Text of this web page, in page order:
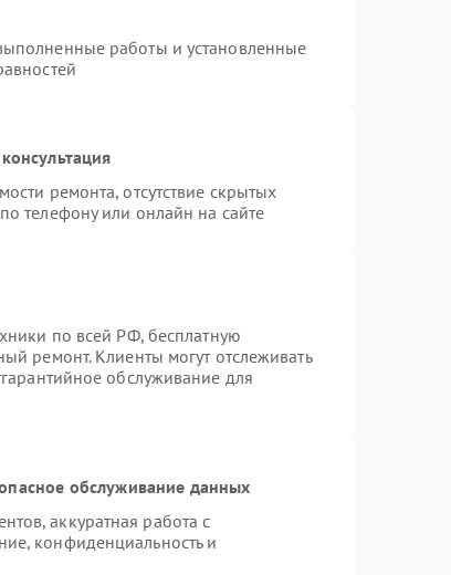
работы и установленные
ремонта, отсутствие скрытых
телефону или онлайн на сайте
по всей РФ, бесплатную
ремонт. Клиенты могут отслеживать
обслуживание для
обслуживание данных
аккуратная работа с
конфиденциальность и